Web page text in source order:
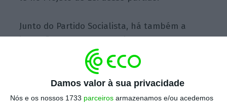
Damos valor à sua privacidade
Nós e os nossos 1733 parceiros armazenamos e/ou acedemos
Junto do Partido Socialista, há também a
intenção de apresentar ainda propostas para
atenuar o que consideram ser falhas na
proposta do Governo,segundo soube o ECO
O PS mostra desconforto com a medida que
serviria para aplicar o período experimental